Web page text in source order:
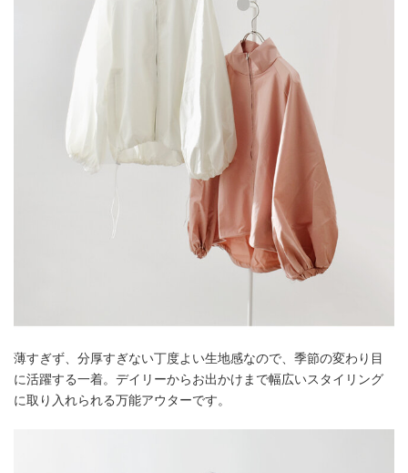
薄すぎず、分厚すぎない丁度よい生地感なので、季節の変わり目
に活躍する一着。デイリーからお出かけまで幅広いスタイリング
に取り入れられる万能アウターです。